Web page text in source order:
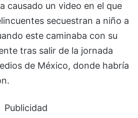
causado un video en el que
secuestran a niño a
este caminaba con su
tras salir de la jornada
de México, donde habría
Publicidad